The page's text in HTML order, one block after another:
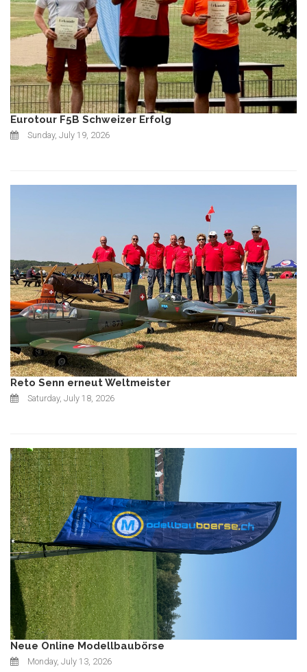
Eurotour F5B Schweizer Erfolg
Sunday, July 19, 2026
Reto Senn erneut Weltmeister
Saturday, July 18, 2026
Neue Online Modellbaubörse
Monday, July 13, 2026